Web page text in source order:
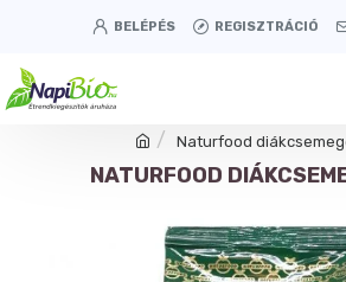
BELÉPÉS REGISZTRÁCIÓ
Naturfood
NATURFOOD